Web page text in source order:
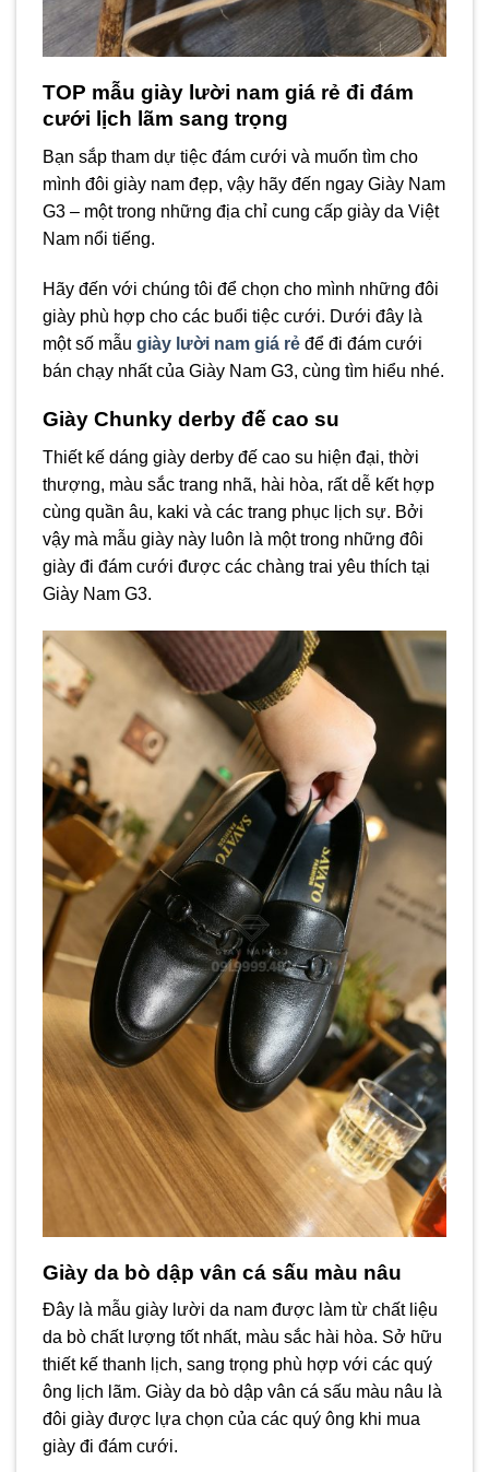
TOP mẫu giày lười nam giá rẻ đi đám
cưới lịch lãm sang trọng
Bạn sắp tham dự tiệc đám cưới và muốn tìm cho
mình đôi giày nam đẹp, vậy hãy đến ngay Giày Nam
G3 – một trong những địa chỉ cung cấp giày da Việt
Nam nổi tiếng.
Hãy đến với chúng tôi để chọn cho mình những đôi
giày phù hợp cho các buổi tiệc cưới. Dưới đây là
một số mẫu giày lười nam giá rẻ để đi đám cưới
bán chạy nhất của Giày Nam G3, cùng tìm hiểu nhé.
Giày Chunky derby đế cao su
Thiết kế dáng giày derby đế cao su hiện đại, thời
thượng, màu sắc trang nhã, hài hòa, rất dễ kết hợp
cùng quần âu, kaki và các trang phục lịch sự. Bởi
vậy mà mẫu giày này luôn là một trong những đôi
giày đi đám cưới được các chàng trai yêu thích tại
Giày Nam G3.
Giày da bò dập vân cá sấu màu nâu
Đây là mẫu giày lười da nam được làm từ chất liệu
da bò chất lượng tốt nhất, màu sắc hài hòa. Sở hữu
thiết kế thanh lịch, sang trọng phù hợp với các quý
ông lịch lãm. Giày da bò dập vân cá sấu màu nâu là
đôi giày được lựa chọn của các quý ông khi mua
giày đi đám cưới.